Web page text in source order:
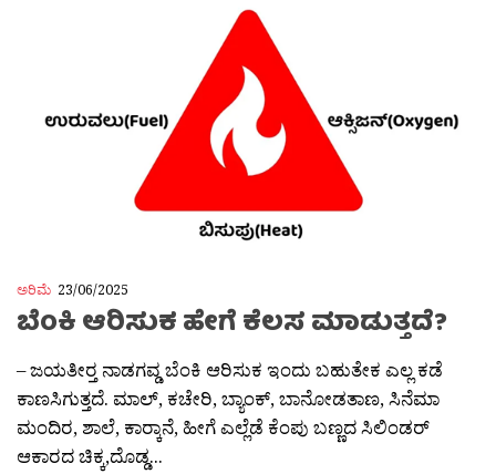
ಅರಿಮೆ 23/06/2025
ಬೆಂಕಿ ಆರಿಸುಕ ಹೇಗೆ ಕೆಲಸ ಮಾಡುತ್ತದೆ?
– ಜಯತೀರ‍್ತ ನಾಡಗವ್ಡ ಬೆಂಕಿ ಆರಿಸುಕ ಇಂದು ಬಹುತೇಕ ಎಲ್ಲ ಕಡೆ
ಕಾಣಸಿಗುತ್ತದೆ. ಮಾಲ್, ಕಚೇರಿ, ಬ್ಯಾಂಕ್, ಬಾನೋಡತಾಣ, ಸಿನೆಮಾ
ಮಂದಿರ, ಶಾಲೆ, ಕಾರ‍್ಕಾನೆ, ಹೀಗೆ ಎಲ್ಲೆಡೆ ಕೆಂಪು ಬಣ್ಣದ ಸಿಲಿಂಡರ್
ಆಕಾರದ ಚಿಕ್ಕ,ದೊಡ್ಡ...